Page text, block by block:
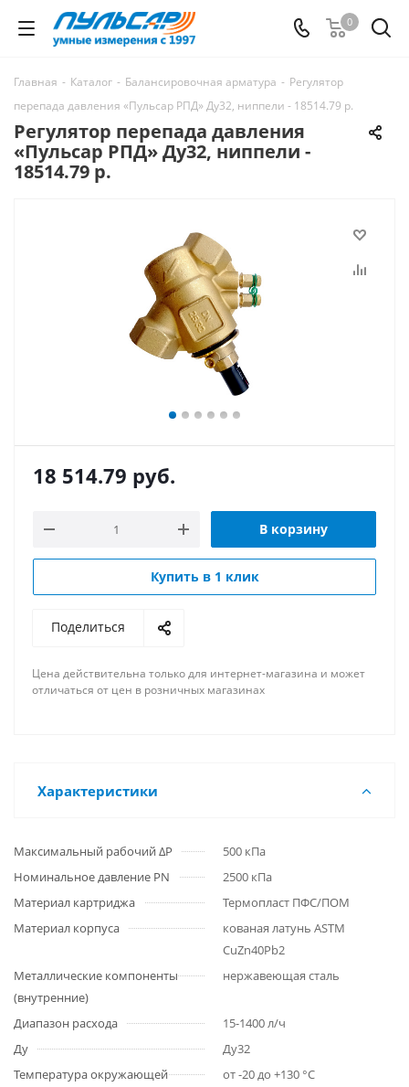
0
Главная - Каталог - Балансировочная арматура - Регулятор
перепада давления «Пульсар РПД» Ду32, ниппели - 18514.79 р.
Регулятор перепада давления
«Пульсар РПД» Ду32, ниппели -
18514.79 р.
18 514.79 руб.
В корзину
Купить в 1 клик
Поделиться
Цена действительна только для интернет-магазина и может
отличаться от цен в розничных магазинах
Характеристики
Максимальный рабочий ΔP
500 кПа
Номинальное давление PN
2500 кПа
Материал картриджа
Термопласт ПФС/ПОМ
Материал корпуса
кованая латунь ASTM
CuZn40Pb2
Металлические компоненты
(внутренние)
нержавеющая сталь
Диапазон расхода
15-1400 л/ч
Ду
Ду32
Температура окружающей
от -20 до +130 °С